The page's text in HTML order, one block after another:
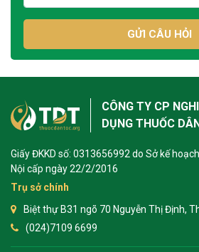
GỬI CÂU HỎI
CÔNG TY CP
DỤNG THUỐC
Giấy ĐKKD số: 0313656992 do Sở kế
Nội cấp ngày 22/2/2016
Trụ sở chính
Biệt thự B31 ngõ 70 Nguyễn Thị Định,
(024)7109 6699